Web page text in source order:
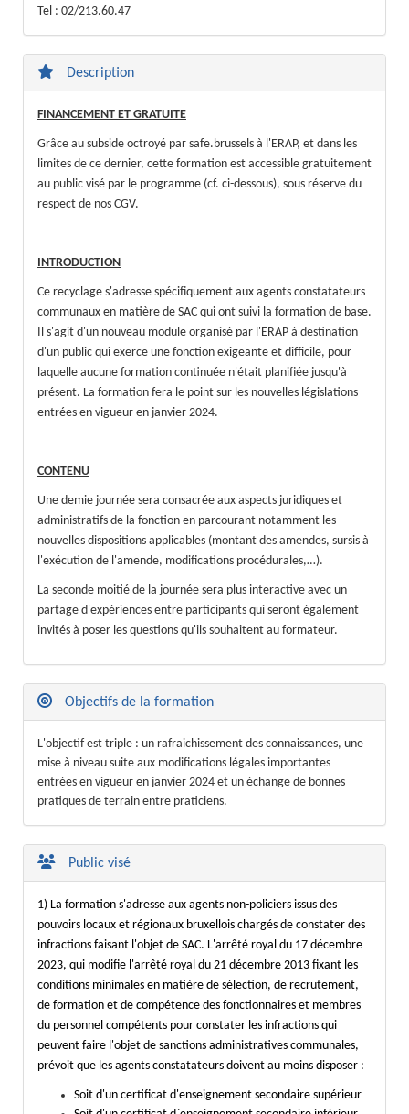
Tel : 02/213.60.47
Description
FINANCEMENT ET GRATUITE
Grâce au subside octroyé par safe.brussels à l'ERAP, et dans les
limites de ce dernier, cette formation est accessible gratuitement
au public visé par le programme (cf. ci-dessous), sous réserve du
respect de nos CGV.
INTRODUCTION
Ce recyclage s'adresse spécifiquement aux agents constatateurs
communaux en matière de SAC qui ont suivi la formation de base.
Il s'agit d'un nouveau module organisé par l'ERAP à destination
d'un public qui exerce une fonction exigeante et difficile, pour
laquelle aucune formation continuée n'était planifiée jusqu'à
présent. La formation fera le point sur les nouvelles législations
entrées en vigueur en janvier 2024.
CONTENU
Une demie journée sera consacrée aux aspects juridiques et
administratifs de la fonction en parcourant notamment les
nouvelles dispositions applicables (montant des amendes, sursis à
l'exécution de l'amende, modifications procédurales,…).
La seconde moitié de la journée sera plus interactive avec un
partage d'expériences entre participants qui seront également
invités à poser les questions qu'ils souhaitent au formateur.
Objectifs de la formation
L'objectif est triple : un rafraichissement des connaissances, une
mise à niveau suite aux modifications légales importantes
entrées en vigueur en janvier 2024 et un échange de bonnes
pratiques de terrain entre praticiens.
Public visé
1) La formation s'adresse aux agents non-policiers issus des
pouvoirs locaux et régionaux bruxellois chargés de constater des
infractions faisant l'objet de SAC. L'arrêté royal du 17 décembre
2023, qui modifie l'arrêté royal du 21 décembre 2013 fixant les
conditions minimales en matière de sélection, de recrutement,
de formation et de compétence des fonctionnaires et membres
du personnel compétents pour constater les infractions qui
peuvent faire l'objet de sanctions administratives communales,
prévoit que les agents constatateurs doivent au moins disposer :
Soit d'un certificat d'enseignement secondaire supérieur